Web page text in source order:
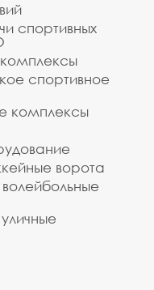
спортивных
спортивное
комплексы
ворота